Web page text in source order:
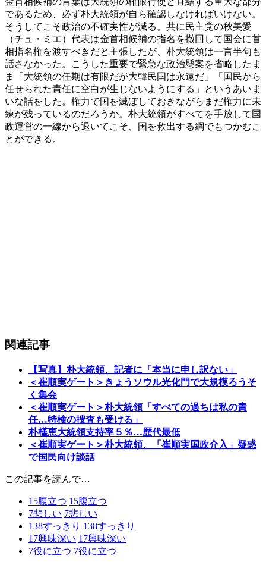
であるため、必ず朴大統領が自ら確認しなければいけない。
そうしてこそ政治の不確実性が減る。共に民主党の秋美愛
（チュ・ミエ）代表は金首相候補の指名を撤回して国会に首
相指名権を渡すべきだと主張したが、朴大統領は一言半句も
話さなかった。こうした重要で緊急な政治懸案を省略したま
ま「大統領の任期は有限だが大韓民国は永遠だ」「国民から
任せられた責任に空白が生じないようにする」というあいま
いな話をした。権力で国を滅ぼしておきながらまだ権力に未
練が残っているのだろうか。朴大統領がすべてを手放して国
政運営の一線から退いてこそ、国を救出する綱でもつかむこ
とができる。
関連記事
【写真】朴大統領、記者に「本当に申し訳ない」
＜崔順実ゲート＞きょうソウル光化門で大規模ろうそ
く集会
＜崔順実ゲート＞朴大統領「すべての過ちは私の責
任…特検の捜査も受ける」
朴槿恵大統領支持率５％…歴代最低
＜崔順実ゲート＞朴大統領、「崔順実国政介入」疑惑
で国民向け談話
この記事を読んで…
15腹立つ 15腹立つ
7悲しい 7悲しい
138すっきり 138すっきり
17興味深い 17興味深い
7役に立つ 7役に立つ